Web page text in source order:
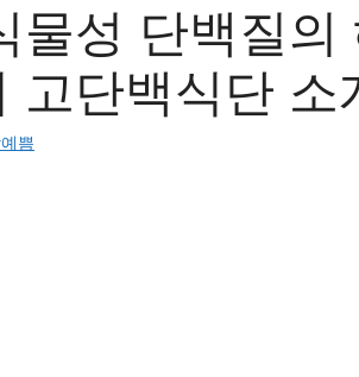
물성 단백질의
고단백식단 소
쁨